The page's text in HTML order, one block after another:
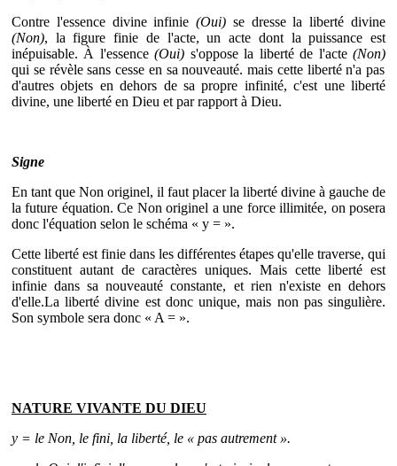
Contre l'essence divine infinie(Oui) se dresse la liberté divine
(Non), la figure finie de l'acte, un acte dont la puissance est
inépuisable. À l'essence(Oui) s'oppose la liberté de l'acte(Non)
qui se révèle sans cesse en sa nouveauté. mais cette liberté n'a pas
d'autres objets en dehors de sa propre infinité, c'est une liberté
divine, une liberté en Dieu et par rapport à Dieu.
Signe
En tant que Non originel, il faut placer la liberté divine à gauche de
la future équation. Ce Non originel a une force illimitée, on posera
donc l'équation selon le schéma « y = ».
Cette liberté est finie dans les différentes étapes qu'elle traverse, qui
constituent autant de caractères uniques. Mais cette liberté est
infinie dans sa nouveauté constante, et rien n'existe en dehors
d'elle.La liberté divine est donc unique, mais non pas singulière.
Son symbole sera donc « A = ».
NATURE VIVANTE DU DIEU
y = le Non, le fini, la liberté, le « pas autrement ».